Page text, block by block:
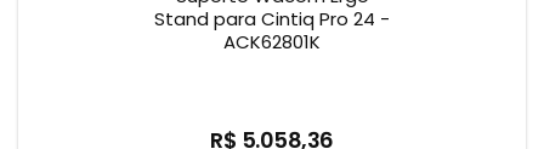
Stand para Cintiq Pro 24 -
ACK62801K
R$ 5.058,36